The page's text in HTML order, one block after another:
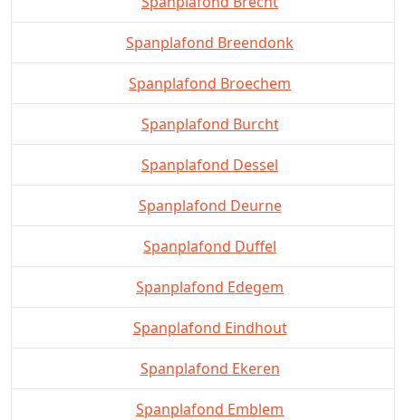
Spanplafond Breendonk
Spanplafond Broechem
Spanplafond Burcht
Spanplafond Dessel
Spanplafond Deurne
Spanplafond Duffel
Spanplafond Edegem
Spanplafond Eindhout
Spanplafond Ekeren
Spanplafond Emblem